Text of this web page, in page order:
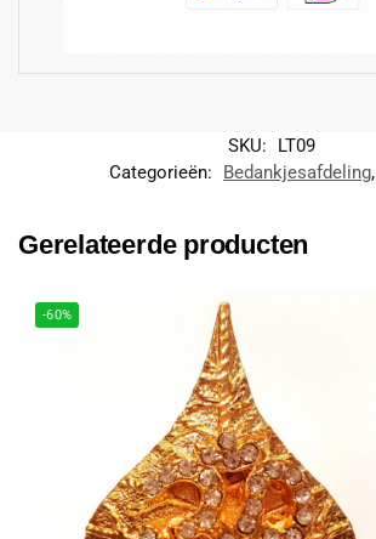
SKU:
LT09
Categorieën:
Bedankjesafdeling,
Gerelateerde producten
-60%